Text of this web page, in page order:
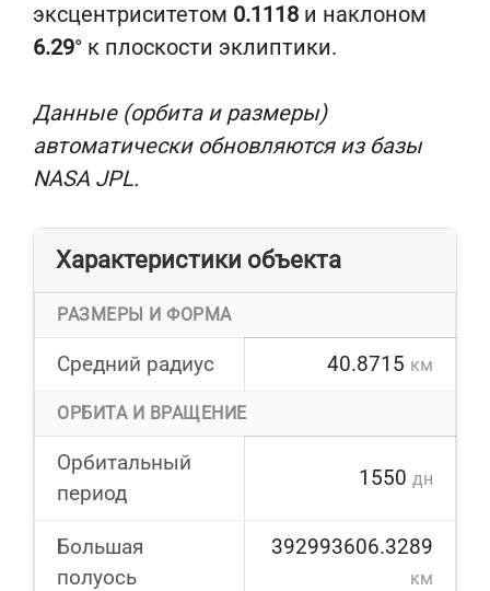
эксцентриситетом 0.1118 и наклоном
6.29° к плоскости эклиптики.
Данные (орбита и размеры)
автоматически обновляются из базы
NASA JPL.
Характеристики объекта
РАЗМЕРЫ И ФОРМА
Средний радиус 40.8715 км
ОРБИТА И ВРАЩЕНИЕ
Орбитальный
период
1550 дн
Большая
полуось
392993606.3289
км